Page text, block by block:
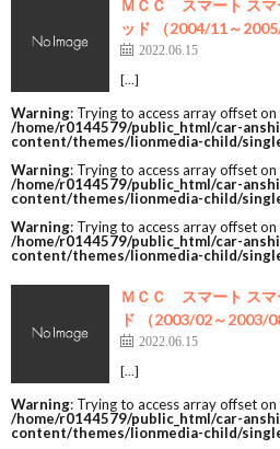
ＭＣＣ スマート ス
ッド （2004/11～2005/
2022.06.15
[…]
Warning: Trying to access array offset on
/home/r0144579/public_html/car-
content/themes/lionmedia-child/
Warning: Trying to access array offset on
/home/r0144579/public_html/car-
content/themes/lionmedia-child/
Warning: Trying to access array offset on
/home/r0144579/public_html/car-
content/themes/lionmedia-child/
ＭＣＣ スマート ス
ド （2003/02～2003/
2022.06.15
[…]
Warning: Trying to access array offset on
/home/r0144579/public_html/car-
content/themes/lionmedia-child/